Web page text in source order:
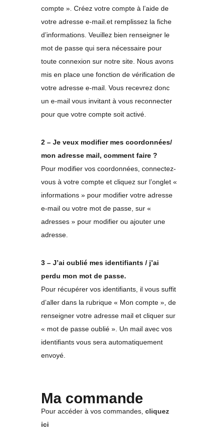
compte ». Créez votre compte à l’aide de
votre adresse e-mail.et remplissez la fiche
d’informations. Veuillez bien renseigner le
mot de passe qui sera nécessaire pour
toute connexion sur notre site. Nous avons
mis en place une fonction de vérification de
votre adresse e-mail. Vous recevrez donc
un e-mail vous invitant à vous reconnecter
pour que votre compte soit activé.
2 – Je veux modifier mes coordonnées/
mon adresse mail, comment faire ?
Pour modifier vos coordonnées, connectez-
vous à votre compte et cliquez sur l’onglet «
informations » pour modifier votre adresse
e-mail ou votre mot de passe, sur «
adresses » pour modifier ou ajouter une
adresse.
3 – J’ai oublié mes identifiants / j’ai
perdu mon mot de passe.
Pour récupérer vos identifiants, il vous suffit
d’aller dans la rubrique « Mon compte », de
renseigner votre adresse mail et cliquer sur
« mot de passe oublié ». Un mail avec vos
identifiants vous sera automatiquement
envoyé.
Ma commande
Pour accéder à vos commandes, cliquez
ici